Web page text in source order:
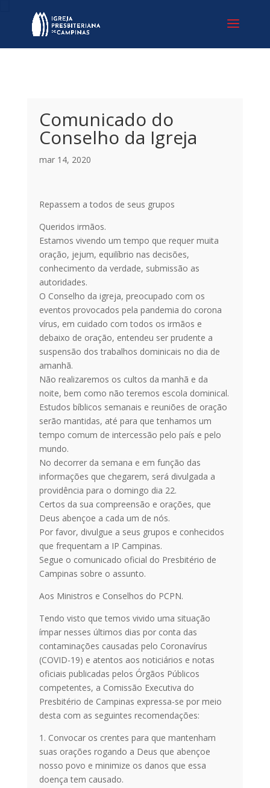
Comunicado do
Conselho da Igreja
mar 14, 2020
Repassem a todos de seus grupos
Queridos irmãos.
Estamos vivendo um tempo que requer muita
oração, jejum, equilíbrio nas decisões,
conhecimento da verdade, submissão as
autoridades.
O Conselho da igreja, preocupado com os
eventos provocados pela pandemia do corona
vírus, em cuidado com todos os irmãos e
debaixo de oração, entendeu ser prudente a
suspensão dos trabalhos dominicais no dia de
amanhã.
Não realizaremos os cultos da manhã e da
noite, bem como não teremos escola dominical.
Estudos bíblicos semanais e reuniões de oração
serão mantidas, até para que tenhamos um
tempo comum de intercessão pelo país e pelo
mundo.
No decorrer da semana e em função das
informações que chegarem, será divulgada a
providência para o domingo dia 22.
Certos da sua compreensão e orações, que
Deus abençoe a cada um de nós.
Por favor, divulgue a seus grupos e conhecidos
que frequentam a IP Campinas.
Segue o comunicado oficial do Presbitério de
Campinas sobre o assunto.
Aos Ministros e Conselhos do PCPN.
Tendo visto que temos vivido uma situação
ímpar nesses últimos dias por conta das
contaminações causadas pelo Coronavírus
(COVID-19) e atentos aos noticiários e notas
oficiais publicadas pelos Órgãos Públicos
competentes, a Comissão Executiva do
Presbitério de Campinas expressa-se por meio
desta com as seguintes recomendações:
1. Convocar os crentes para que mantenham
suas orações rogando a Deus que abençoe
nosso povo e minimize os danos que essa
doença tem causado.